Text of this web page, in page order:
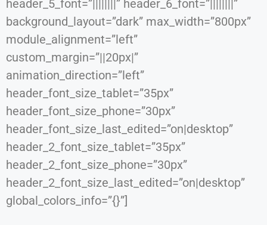
header_5_font=”||||||||” header_6_font=”||||||||”
background_layout=”dark” max_width=”800px”
module_alignment=”left”
custom_margin=”||20px|”
animation_direction=”left”
header_font_size_tablet=”35px”
header_font_size_phone=”30px”
header_font_size_last_edited=”on|desktop”
header_2_font_size_tablet=”35px”
header_2_font_size_phone=”30px”
header_2_font_size_last_edited=”on|desktop”
global_colors_info=”{}”]